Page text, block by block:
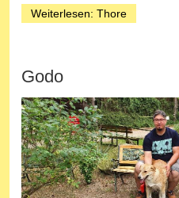
Weiterlesen: Thore
Godo